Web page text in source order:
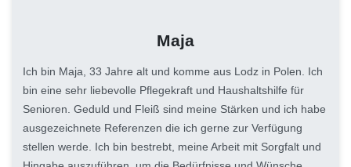
Maja
Ich bin Maja, 33 Jahre alt und komme aus Lodz in Polen. Ich
bin eine sehr liebevolle Pflegekraft und Haushaltshilfe für
Senioren. Geduld und Fleiß sind meine Stärken und ich habe
ausgezeichnete Referenzen die ich gerne zur Verfügung
stellen werde. Ich bin bestrebt, meine Arbeit mit Sorgfalt und